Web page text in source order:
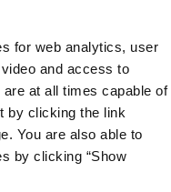
for web analytics, user
and access to
at all times capable of
by clicking the link
You are also able to
by clicking “Show
beskrivelser
i den
DK på